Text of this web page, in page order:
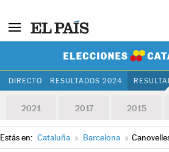
DIRECTO RESULTADOS 2024
2021 2017 2015
Estás en: Cataluña » Barcelona »